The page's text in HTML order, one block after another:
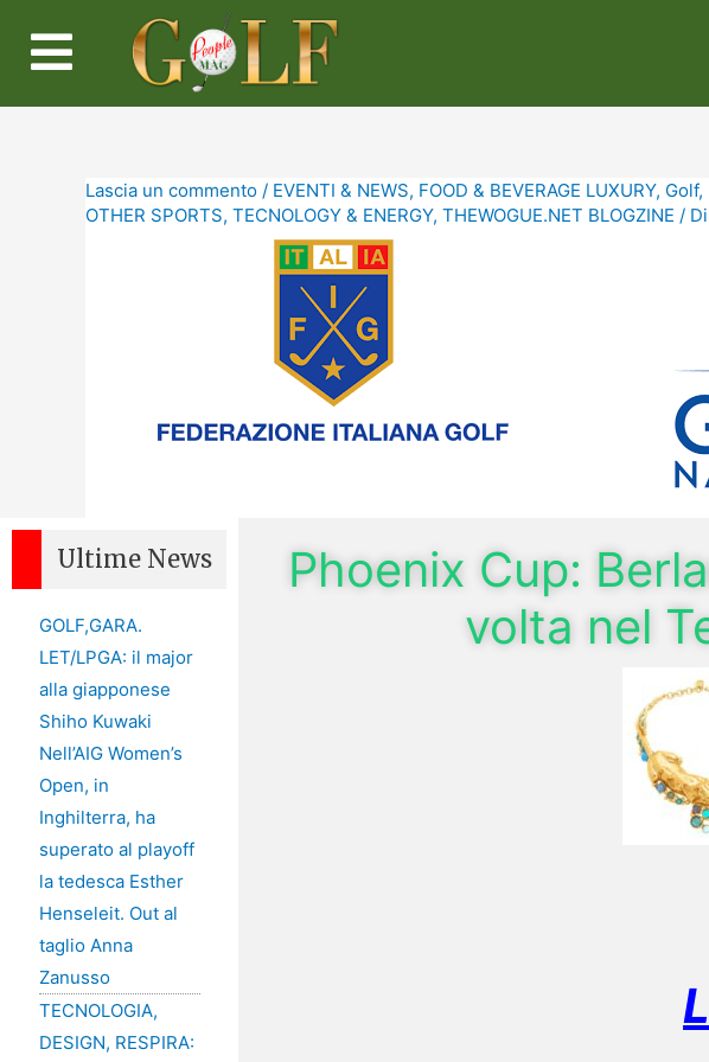
Lascia un commento / EVENTI & NEWS, FOOD & BEVERAGE LUXURY, Golf,
OTHER SPORTS, TECNOLOGY & ENERGY, THEWOGUE.NET BLOGZINE / Di
Ultime News
GOLF,GARA.
LET/LPGA: il major
alla giapponese
Shiho Kuwaki
Nell’AIG Women’s
Open, in
Inghilterra, ha
superato al playoff
la tedesca Esther
Henseleit. Out al
taglio Anna
Zanusso
TECNOLOGIA,
DESIGN, RESPIRA:
Phoenix Cup:
volta nel